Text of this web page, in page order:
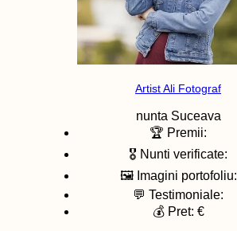
Artist Ali Fotograf
nunta Suceava
🏆 Premii:
🎖️ Nunti verificate:
🖼️ Imagini portofoliu:
💬 Testimoniale:
💰 Pret: €